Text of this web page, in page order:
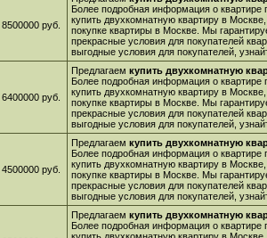
8500000 руб.
Более подробная информация о
купить двухкомнатную квартиру в
покупке квартиры в Москве. Мы
прекрасные условия для покупателей
выгодные условия для покупателей,
6400000 руб.
Предлагаем купить двухкомнатную
Более подробная информация о
купить двухкомнатную квартиру в
покупке квартиры в Москве. Мы
прекрасные условия для покупателей
выгодные условия для покупателей,
4500000 руб.
Предлагаем купить двухкомнатную
Более подробная информация о
купить двухкомнатную квартиру в
покупке квартиры в Москве. Мы
прекрасные условия для покупателей
выгодные условия для покупателей,
Предлагаем купить двухкомнатную
Более подробная информация о